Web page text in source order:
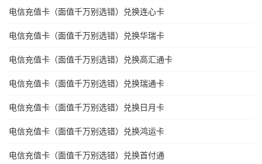
电信充值卡（面值千万别选错）兑换连心卡
电信充值卡（面值千万别选错）兑换华瑞卡
电信充值卡（面值千万别选错）兑换高汇通卡
电信充值卡（面值千万别选错）兑换瑞通卡
电信充值卡（面值千万别选错）兑换日月卡
电信充值卡（面值千万别选错）兑换鸿运卡
电信充值卡（面值千万别选错）兑换首付通